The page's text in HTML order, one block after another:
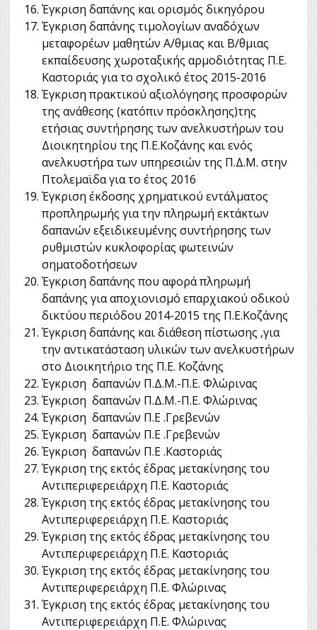
Έγκριση δαπάνης και ορισμός δικηγόρου
Έγκριση δαπάνης τιμολογίων αναδόχων
μεταφορέων μαθητών Α/θμιας και Β/θμιας
εκπαίδευσης χωροταξικής αρμοδιότητας Π.Ε.
Καστοριάς για το σχολικό έτος 2015-2016
Έγκριση πρακτικού αξιολόγησης προσφορών
της ανάθεσης (κατόπιν πρόσκλησης)της
ετήσιας συντήρησης των ανελκυστήρων του
Διοικητηρίου της Π.Ε.Κοζάνης και ενός
ανελκυστήρα των υπηρεσιών της Π.Δ.Μ. στην
Πτολεμαϊδα για το έτος 2016
Έγκριση έκδοσης χρηματικού εντάλματος
προπληρωμής για την πληρωμή εκτάκτων
δαπανών εξειδικευμένης συντήρησης των
ρυθμιστών κυκλοφορίας φωτεινών
σηματοδοτήσεων
Έγκριση δαπάνης που αφορά πληρωμή
δαπάνης για αποχιονισμό επαρχιακού οδικού
δικτύου περιόδου 2014-2015 της Π.Ε.Κοζάνης
Έγκριση δαπάνης και διάθεση πίστωσης ,για
την αντικατάσταση υλικών των ανελκυστήρων
στο Διοικητήριο της Π.Ε. Κοζάνης
Έγκριση δαπανών Π.Δ.Μ.-Π.Ε. Φλώρινας
Έγκριση δαπανών Π.Δ.Μ.-Π.Ε. Φλώρινας
Έγκριση δαπανών Π.Ε .Γρεβενών
Έγκριση δαπανών Π.Ε .Γρεβενών
Έγκριση δαπανών Π.Ε .Καστοριάς
Έγκριση της εκτός έδρας μετακίνησης του
Αντιπεριφερειάρχη Π.Ε. Καστοριάς
Έγκριση της εκτός έδρας μετακίνησης του
Αντιπεριφερειάρχη Π.Ε. Καστοριάς
Έγκριση της εκτός έδρας μετακίνησης του
Αντιπεριφερειάρχη Π.Ε. Καστοριάς
Έγκριση της εκτός έδρας μετακίνησης του
Αντιπεριφερειάρχη Π.Ε. Φλώρινας
Έγκριση της εκτός έδρας μετακίνησης του
Αντιπεριφερειάρχη Π.Ε. Φλώρινας